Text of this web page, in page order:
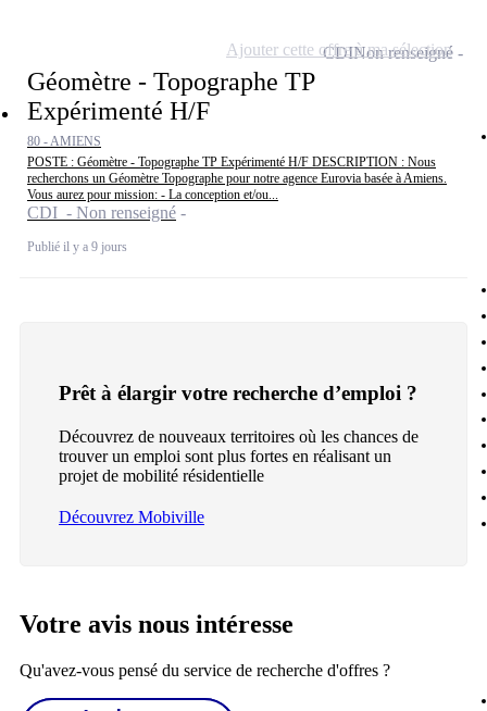
Géomètre - Topographe TP
Expérimenté H/F
80 - AMIENS
POSTE : Géomètre - Topographe TP Expérimenté H/F DESCRIPTION : Nous
recherchons un Géomètre Topographe pour notre agence Eurovia basée à Amiens.
Vous aurez pour mission: - La conception et/ou...
CDI - Non renseigné
Publié il y a 9 jours
CDINon renseigné
Ajouter cette offre à ma sélection
Prêt à élargir votre recherche d’emploi ?
Découvrez de nouveaux territoires où les chances de
trouver un emploi sont plus fortes en réalisant un
projet de mobilité résidentielle
Découvrez Mobiville
Votre avis nous intéresse
Qu'avez-vous pensé du service de recherche d'offres ?